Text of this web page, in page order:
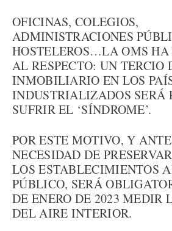
OFICINAS, COLEGIOS,
ADMINISTRACIONES
HOSTELEROS…LA OMS
AL RESPECTO: UN TERCIO
INMOBILIARIO EN LOS
INDUSTRIALIZADOS SERÁ
SUFRIR EL ‘SÍNDROME’.
POR ESTE MOTIVO, Y
NECESIDAD DE
LOS ESTABLECIMIENTOS
PÚBLICO, SERÁ
DE ENERO DE 2023 MEDIR
DEL AIRE INTERIOR.